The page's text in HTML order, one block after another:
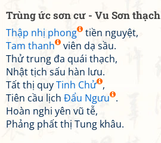
Trùng ức sơn cư - Vu Sơn thạch
Thập nhị phong
tiền nguyệt,
Tam thanh
viên dạ sầu.
Thử trung đa quái thạch,
Nhật tịch sấu hàn lưu.
Tất thị quyTinh Chử ,
Tiên cầu lịch Đẩu Ngưu .
Hoàn nghi yên vũ tễ,
Phảng phất thị Tung khâu.